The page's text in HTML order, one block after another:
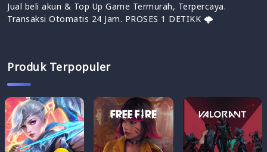
Jual beli akun & Top Up Game Termurah, Terpercaya.
Transaksi Otomatis 24 Jam. PROSES 1 DETIKK 🌩
Produk Terpopuler